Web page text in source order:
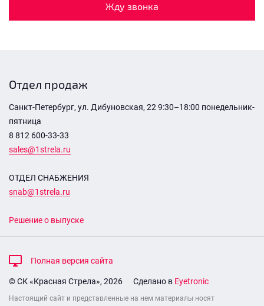
Жду звонка
Отдел продаж
Санкт-Петербург, ул. Дибуновская, 22 9:30–18:00 понедельник-
пятница
8 812 600-33-33
sales@1strela.ru
ОТДЕЛ СНАБЖЕНИЯ
snab@1strela.ru
Решение о выпуске
Полная версия сайта
© СК «Красная Стрела», 2026 Сделано в Eyetronic
Настоящий сайт и представленные на нем материалы носят